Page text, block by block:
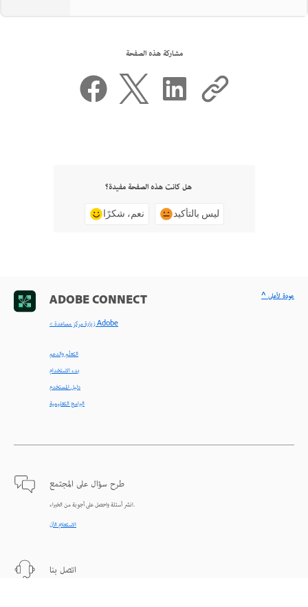
مشاركة هذه الصفحة
هل كانت هذه الصفحة مفيدة؟
نعم، شكرًا ليس بالتأكيد
ADOBE CONNECT
< زيارة مركز مساعدة Adobe
التعلّم والدعم
بدء الاستخدام
دليل المستخدم
البرامج التعليمية
طرح سؤال على المجتمع
انشر أسئلة واحصل على أجوبة من الخبراء.
الاستعلام الآن
اتصل بنا
^ عودة لأعلى